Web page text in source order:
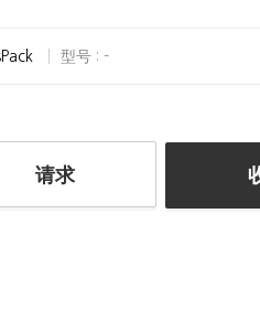
型号 : -
请求